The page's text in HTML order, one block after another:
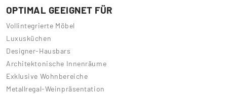
OPTIMAL GEEIGNET FÜR
Vollintegrierte Möbel
Luxusküchen
Designer-Hausbars
Architektonische Innenräume
Exklusive Wohnbereiche
Metallregal-Weinpräsentation